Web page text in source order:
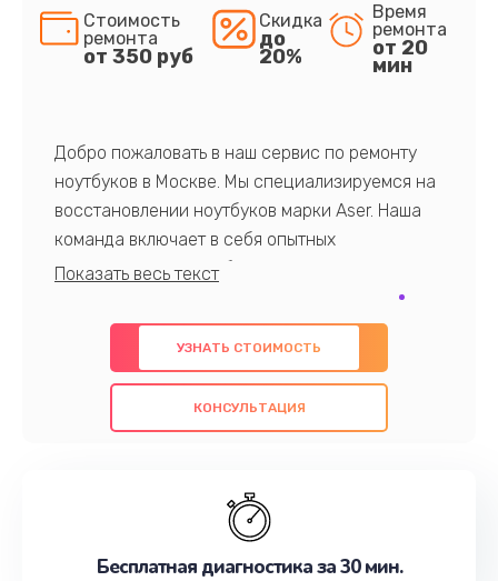
Стоимость
ремонта
от 350 руб
Скидка
до
20%
Время
ремонта
от 20
мин
Добро пожаловать в наш сервис по ремонту
ноутбуков в Москве. Мы специализируемся на
восстановлении ноутбуков марки Aser. Наша
команда включает в себя опытных
профессионалов с обширными знаниями и
многолетним опытом в данной области. Мы
предлагаем быстрый и качественный ремонт с
использованием оригинальных компонентов, а
также гарантируем качество всех
проведенных работ. Наша цель - предоставить
наилучшим образом. Не медлите записаться на
УЗНАТЬ СТОИМОСТЬ
КОНСУЛЬТАЦИЯ
Бесплатная диагностика за 30 мин.